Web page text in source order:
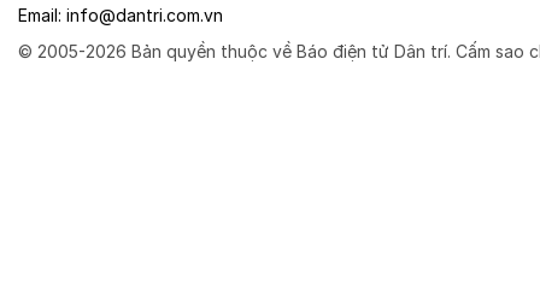
Email: info@dantri.com.vn
© 2005-2026 Bản quyền thuộc về Báo điện tử Dân trí. Cấm sao